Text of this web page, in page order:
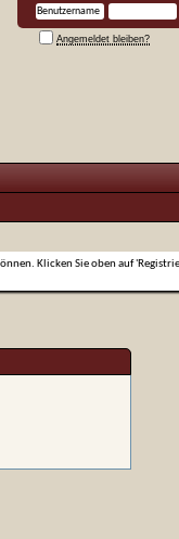
Angemeldet bleiben?
Klicken Sie oben auf